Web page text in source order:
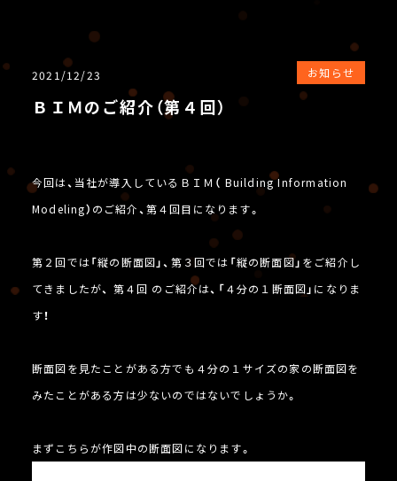
2021/12/23
ＢＩＭのご紹介（第４回）
お知らせ
今回は、当社が導入しているＢＩＭ（ Building Information
Modeling）のご紹介、第４回目になります。
第２回では「縦の断面図」、第３回では「縦の断面図」をご紹介し
てきましたが、 第４回 のご紹介は、「４分の１断面図」になりま
す！
断面図を見たことがある方でも４分の１サイズの家の断面図を
みたことがある方は少ないのではないでしょうか。
まずこちらが作図中の断面図になります。